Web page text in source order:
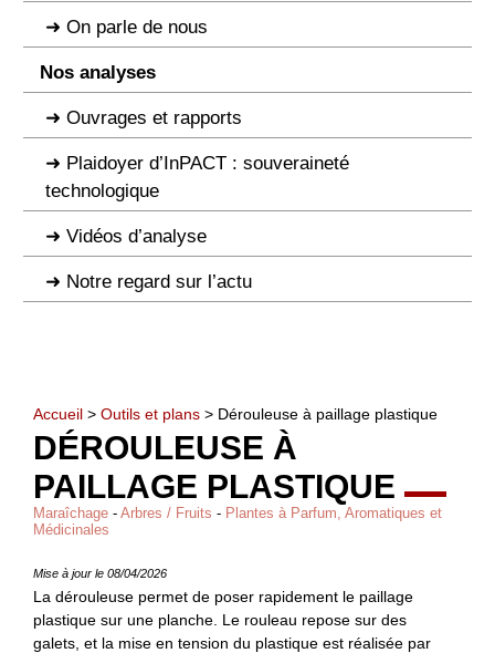
On parle de nous
Nos analyses
Ouvrages et rapports
Plaidoyer d’InPACT : souveraineté
technologique
Vidéos d’analyse
Notre regard sur l’actu
Accueil > Outils et plans > Dérouleuse à paillage plastique
DÉROULEUSE À
PAILLAGE PLASTIQUE
Maraîchage - Arbres / Fruits - Plantes à Parfum, Aromatiques et
Médicinales
Mise à jour le 08/04/2026
La dérouleuse permet de poser rapidement le paillage
plastique sur une planche. Le rouleau repose sur des
galets, et la mise en tension du plastique est réalisée par